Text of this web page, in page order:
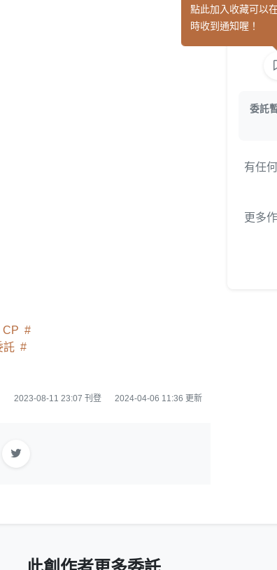
CP
託
2023-08-11 23:07 刊登 2024-04-06 11:36 更新
委託
有任
更多
點此加入收藏可以
時收到通知喔！